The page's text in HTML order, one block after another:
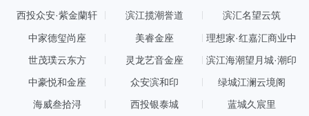
西投众安·紫金蘭轩 滨江揽潮誉道 滨汇名望云筑
中家德玺尚座 美睿金座
理想家·红嘉汇商业中
世茂璞云东方 灵龙艺音金座 滨江海潮望月城·潮印
中豪悦和金座 众安滨和印 绿城江澜云境阁
海威叁拾浔 西投银泰城 蓝城久宸里